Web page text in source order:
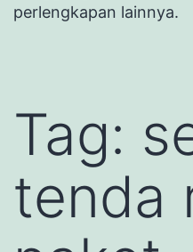
perlengkapan lainnya.
Tag:
tenda